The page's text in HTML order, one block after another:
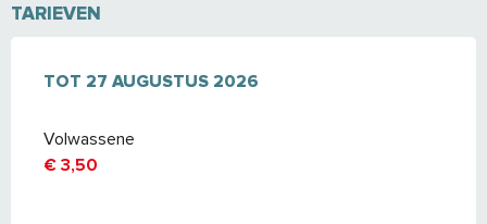
TARIEVEN
VAN17 MAART 2026TOT
TOT 27 AUGUSTUS 2026
Volwassene
€ 3,50